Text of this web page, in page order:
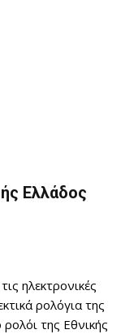
Ελλάδος
ηλεκτρονικές
ρολόγια της
της Εθνικής